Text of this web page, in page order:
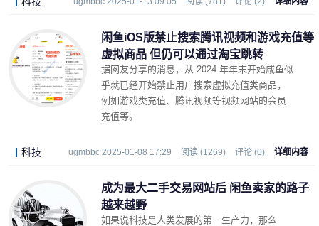
闲鱼iOS版禁止搜索腾讯视频和游戏充值等
虚拟商品 但仍可以通过淘宝跳转
据网友分享的消息，从 2024 年年末开始咸鱼似
乎就已经开始禁止用户搜索虚拟充值类商品，
例如游戏类充值、腾讯视频等视频网站的会员
充值等。
科技 ugmbbc 2025-01-08 17:29 阅读 (1269) 评论 (0) 详细内容
成为最大二手交易网站后 闲鱼卖家的路子
越来越野
如果说科技是人类发展的第一生产力，那么